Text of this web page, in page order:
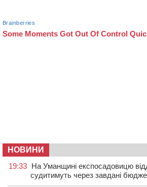
НОВИНИ
19:33 На Уманщині експосадовицю
судитимуть через завдані